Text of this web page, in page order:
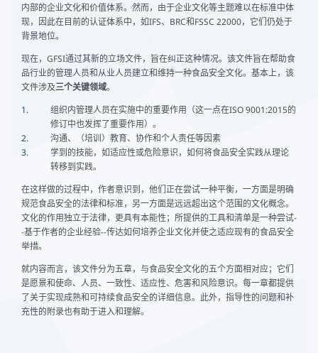
内部的企业文化和价值体系。然而，由于企业文化等主题难以在标准中体
现，因此在目前的认证体系中，如IFS、BRC和FSSC 22000，它们仍处于
背景地位。
现在，GFSI通过其新的立场文件，旨在纠正这种情况。该文件旨在帮助食
品行业的管理人员和从业人员建立和维持一种食品安全文化。基本上，该
文件涉及三个关键领域。
组织内管理人员在实施中的重要作用（这一点在ISO 9001:2015的
修订中也发挥了重要作用）。
沟通、（培训）教育、协作和个人责任等因素
学到的技能，如适应性或危险意识，如何将食品安全实践从理论
转移到实践。
在这样做的过程中，作者意识到，他们正在尝试一种平衡，一方面是明确
规范食品安全的法律和标准，另一方面是远远超出这个范围的文化概念。
文化的作用独立于法律，更具有本能性；所提供的工具和清单是一种尝试-
-基于作者的企业经验--传达如何培养企业文化并使之适应现有的食品安全
举措。
就内容而言，该文件分为五章，与食品安全文化的五个方面相对应；它们
是愿景和使命、人员、一致性、适应性、危害和风险意识。每一章都提供
了关于实现成熟和可持续食品安全的详细信息。此外，指导性的问题和补
充性的附录也有助于进入和理解。